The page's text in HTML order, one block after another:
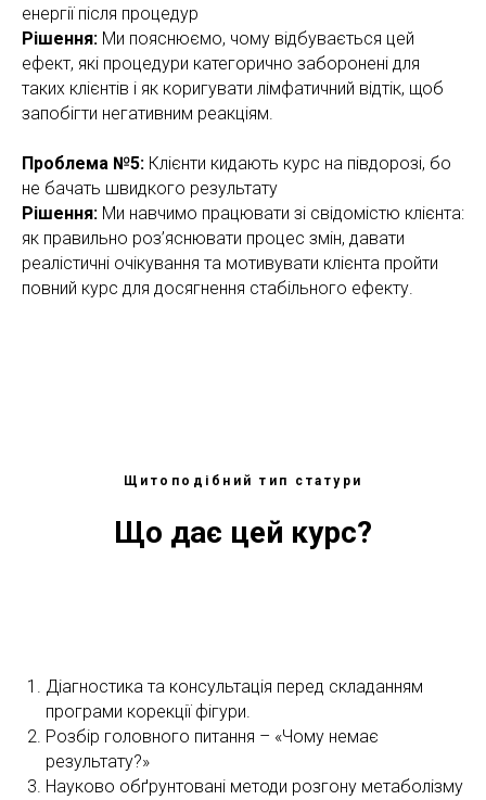
енергії після процедур
Рішення: Ми пояснюємо, чому відбувається цей
ефект, які процедури категорично заборонені для
таких клієнтів і як коригувати лімфатичний відтік, щоб
запобігти негативним реакціям.
Проблема №5: Клієнти кидають курс на півдорозі, бо
не бачать швидкого результату
Рішення: Ми навчимо працювати зі свідомістю клієнта:
як правильно роз’яснювати процес змін, давати
реалістичні очікування та мотивувати клієнта пройти
повний курс для досягнення стабільного ефекту.
Щитоподібний тип статури
Що дає цей курс?
Діагностика та консультація перед складанням
програми корекції фігури.
Розбір головного питання – «Чому немає
результату?»
Науково обґрунтовані методи розгону метаболізму